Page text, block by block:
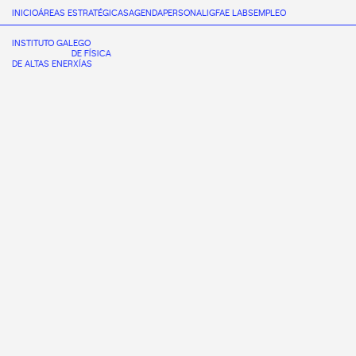
INICIOÁREAS ESTRATÉGICASAGENDAPERSONALIGFAE LABSEMPLEO
INSTITUTO GALEGO
DE FÍSICA
DE ALTAS ENERXÍAS